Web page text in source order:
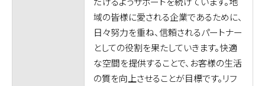
域の皆様に愛される企業であるために、
日々努力を重ね、信頼されるパートナー
としての役割を果たしていきます。快適
な空間を提供することで、お客様の生活
の質を向上させることが目標です。リフ